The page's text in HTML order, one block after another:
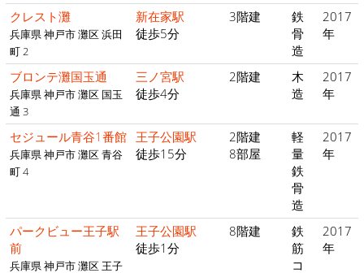
クレスト灘
兵庫県 神戸市 灘区 浜田
町 2
新在家駅
徒歩5分
3階建
鉄
骨
造
2017
年
ブロンテ灘国玉通
兵庫県 神戸市 灘区 国玉
通 3
三ノ宮駅
徒歩4分
2階建
木
造
2017
年
セジュール青谷1番館
兵庫県 神戸市 灘区 青谷
町 4
王子公園駅
徒歩15分
2階建
8部屋
軽
量
鉄
骨
造
2017
年
パークビュー王子駅
前
兵庫県 神戸市 灘区 王子
王子公園駅
徒歩1分
8階建
鉄
筋
コ
2017
年